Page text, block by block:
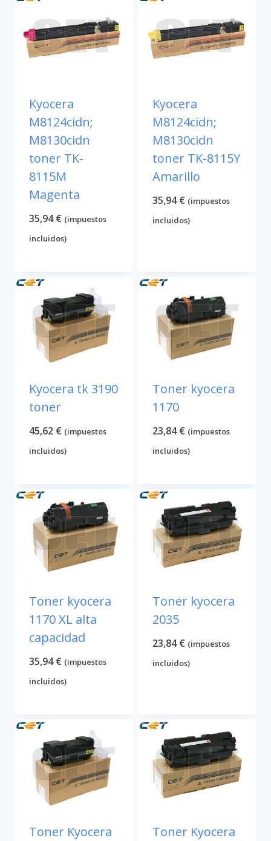
Kyocera
M8124cidn;
M8130cidn
toner TK-
8115M
Magenta
35,94€ (impuestos
incluidos)
Kyocera
M8124cidn;
M8130cidn
toner TK-8115Y
Amarillo
35,94€ (impuestos
incluidos)
Kyocera tk 3190
toner
45,62 € (impuestos
incluidos)
Toner kyocera
1170
23,84€ (impuestos
incluidos)
Toner kyocera
1170 XL alta
capacidad
35,94€ (impuestos
incluidos)
Toner kyocera
2035
23,84€ (impuestos
incluidos)
Toner Kyocera
Toner Kyocera